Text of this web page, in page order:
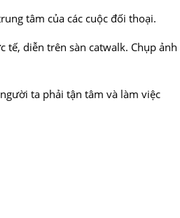
tâm của các cuộc đối thoại.
diễn trên sàn catwalk. Chụp ảnh
ta phải tận tâm và làm việc